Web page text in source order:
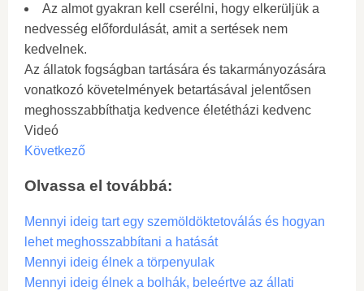
Az almot gyakran kell cserélni, hogy elkerüljük a
nedvesség előfordulását, amit a sertések nem
kedvelnek.
Az állatok fogságban tartására és takarmányozására
vonatkozó követelmények betartásával jelentősen
meghosszabbíthatja kedvence életétházi kedvenc
Videó
Következő
Olvassa el továbbá:
Mennyi ideig tart egy szemöldöktetoválás és hogyan
lehet meghosszabbítani a hatását
Mennyi ideig élnek a törpenyulak
Mennyi ideig élnek a bolhák, beleértve az állati